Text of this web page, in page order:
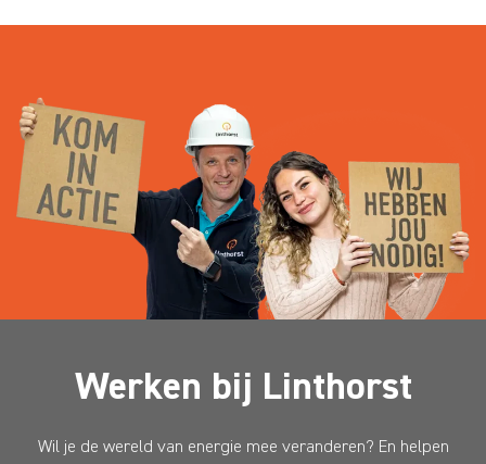
Werken bij Linthorst
Wil je de wereld van energie mee veranderen? En helpen